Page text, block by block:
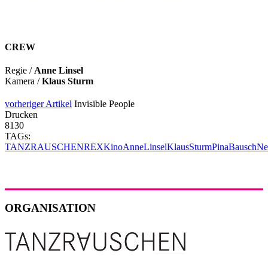
CREW
Regie / Anne Linsel
Kamera /Klaus Sturm
vorheriger Artikel Invisible People
Drucken
8130
TAGs:
TANZRAUSCHENREXKinoAnneLinselKlausSturmPinaBausch
ORGANISATION